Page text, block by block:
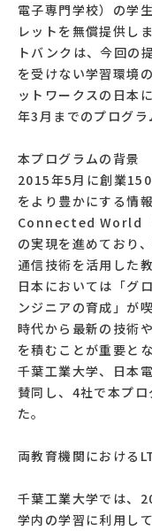
電子専門学校）の学
レットを無償提供し
トバンクは、今回の
を受けない学習環境
ットワークスの日本
年3月までのプログラ
本プログラムの背景
2015年5月に創業
をより豊かにする情
Connected World （
の実現を進めており
通信技術を活用した
日本においては「グ
ンジニアの育成」が
時代から最新の技術
を積むことが重要と
千葉工業大学、日本
賛同し、4社で本プ
た。
両教育機関における
千葉工業大学では、
学内の学習に利用し